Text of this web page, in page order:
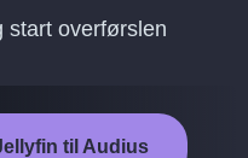
start overførslen
til Audius